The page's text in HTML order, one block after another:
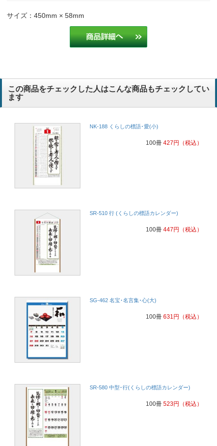
サイズ：450mm × 58mm
この商品をチェックした人はこんな商品もチェックしてい
ます
NK-188 くらしの標語･愛(小)
100冊 427円 （税込）
SR-510 行 (くらしの標語カレンダー)
100冊 447 円 （税込）
SG-462 名宝･名言集･心(大)
100冊 631 円 （税込）
SR-580 中型･行(くらしの標語カレンダー)
100冊 523円 （税込）